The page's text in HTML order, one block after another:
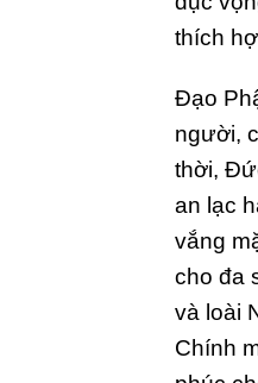
thích
Đạo
người,
thời,
an lạc
vắng
cho đa
và loài
Chính